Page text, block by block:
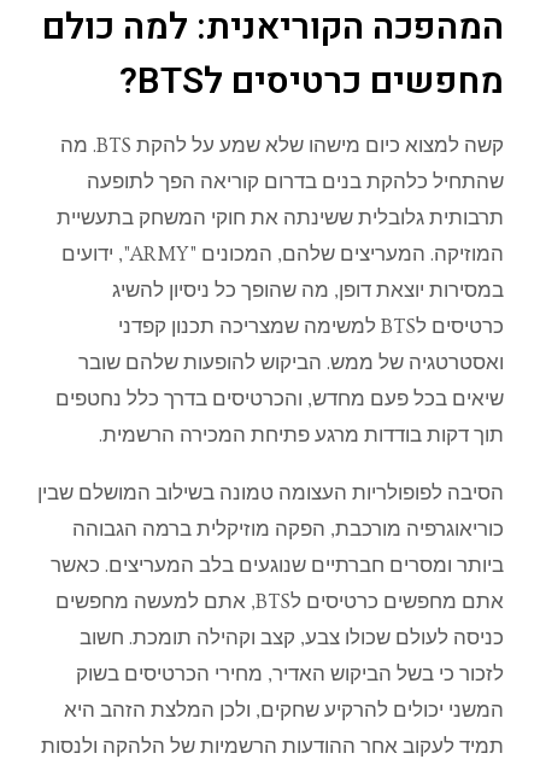
המהפכה הקוריאנית: למה כולם
מחפשים כרטיסים לBTS
?
קשה למצוא כיום מישהו שלא שמע על להקת BTS
. מה
שהתחיל כלהקת בנים בדרום קוריאה הפך לתופעה
תרבותית גלובלית ששינתה את חוקי המשחק בתעשיית
המוזיקה. המעריצים שלהם, המכונים "
ARMY
", ידועים
במסירות יוצאת דופן, מה שהופך כל ניסיון להשיג
כרטיסים לBTS למשימה שמצריכה תכנון קפדני
ואסטרטגיה של ממש. הביקוש להופעות שלהם שובר
שיאים בכל פעם מחדש, והכרטיסים בדרך כלל נחטפים
תוך דקות בודדות מרגע פתיחת המכירה הרשמית.
הסיבה לפופולריות העצומה טמונה בשילוב המושלם שבין
כוריאוגרפיה מורכבת, הפקה מוזיקלית ברמה הגבוהה
ביותר ומסרים חברתיים שנוגעים בלב המעריצים. כאשר
אתם מחפשים כרטיסים לBTS
, אתם למעשה מחפשים
כניסה לעולם שכולו צבע, קצב וקהילה תומכת. חשוב
לזכור כי בשל הביקוש האדיר, מחירי הכרטיסים בשוק
המשני יכולים להרקיע שחקים, ולכן המלצת הזהב היא
תמיד לעקוב אחר ההודעות הרשמיות של הלהקה ולנסות